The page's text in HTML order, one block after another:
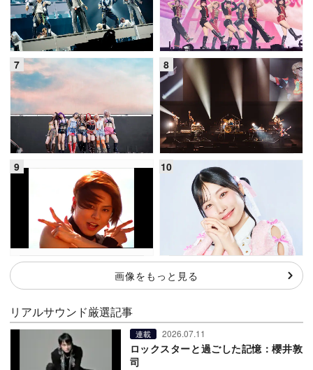
画像をもっと見る
リアルサウンド厳選記事
連載 2026.07.11
ロックスターと過ごした記憶：櫻井敦
司